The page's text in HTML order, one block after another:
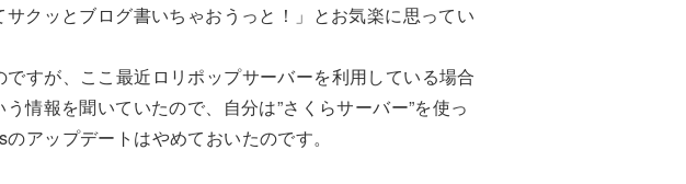
クッとブログ書いちゃおうっと！」とお気楽に思ってい
すが、ここ最近ロリポップサーバーを利用している場合
情報を聞いていたので、自分は”さくらサーバー”を使っ
アップデートはやめておいたのです。